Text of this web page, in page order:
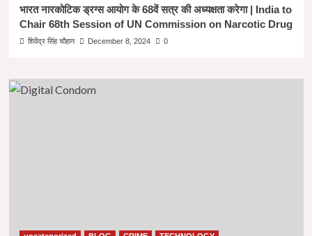
भारत नारकोटिक ड्रग्स आयोग के 68वें सत्र की अध्यक्षता करेगा | India to
Chair 68th Session of UN Commission on Narcotic Drug
शिवेंद्र सिंह चौहान December 8, 2024 0